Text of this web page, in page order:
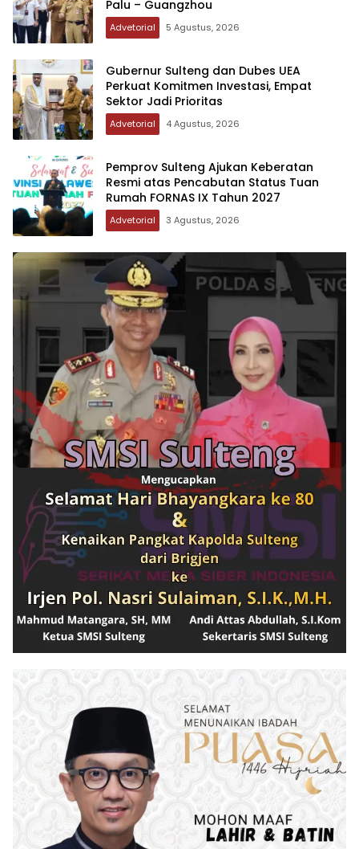
Palu – Guangzhou
Advetorial 5 Agustus, 2026
Gubernur Sulteng dan Dubes UEA
Perkuat Komitmen Investasi, Empat
Sektor Jadi Prioritas
Advetorial 4 Agustus, 2026
Pemprov Sulteng Ajukan Keberatan
Resmi atas Pencabutan Status Tuan
Rumah FORNAS IX Tahun 2027
Advetorial 3 Agustus, 2026